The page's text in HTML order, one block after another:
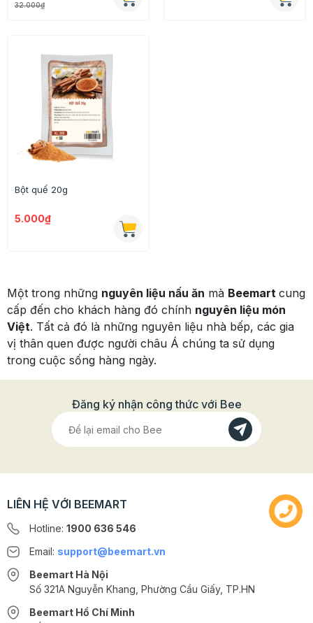
32.000₫
Bột quế 20g
5.000₫
Một trong những nguyên liệu nấu ăn mà Beemart cung
cấp đến cho khách hàng đó chính nguyên liệu món
Việt. Tất cả đó là những nguyên liệu nhà bếp, các gia
vị thân quen được người châu Á chúng ta sử dụng
trong cuộc sống hàng ngày.
Đăng ký nhận công thức với Bee
LIÊN HỆ VỚI BEEMART
Hotline: 1900 636 546
Email: support@beemart.vn
Beemart Hà Nội
Số 321A Nguyễn Khang, Phường Cầu Giấy, TP.HN
Beemart Hồ Chí Minh